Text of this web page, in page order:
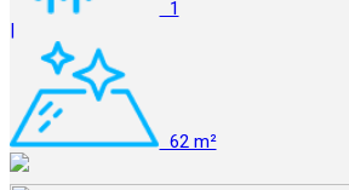
1
|
62 m²